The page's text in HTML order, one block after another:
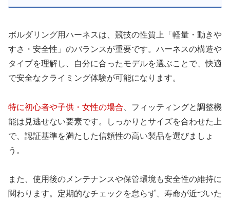
ボルダリング用ハーネスは、競技の性質上「軽量・動きや
すさ・安全性」のバランスが重要です。ハーネスの構造や
タイプを理解し、自分に合ったモデルを選ぶことで、快適
で安全なクライミング体験が可能になります。
特に初心者や子供・女性の場合 、フィッティングと調整機
能は見逃せない要素です。しっかりとサイズを合わせた上
で、認証基準を満たした信頼性の高い製品を選びましょ
う。
また、使用後のメンテナンスや保管環境も安全性の維持に
関わります。定期的なチェックを怠らず、寿命が近づいた